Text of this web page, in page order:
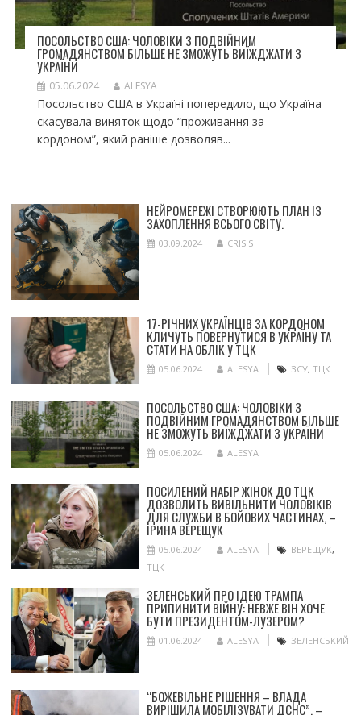
ПОСОЛЬСТВО США: ЧОЛОВІКИ З ПОДВІЙНИМ
ГРОМАДЯНСТВОМ БІЛЬШЕ НЕ ЗМОЖУТЬ ВИЇЖДЖАТИ З
УКРАЇНИ
05.06.2024 ALESYA
Посольство США в Україні попередило, що Україна
скасувала виняток щодо “проживання за
кордоном”, який раніше дозволяв...
НЕЙРОМЕРЕЖІ СТВОРЮЮТЬ ПЛАН ІЗ
ЗАХОПЛЕННЯ ВСЬОГО СВІТУ.
03.09.2024 CRISIS
17-РІЧНИХ УКРАЇНЦІВ ЗА КОРДОНОМ
КЛИЧУТЬ ПОВЕРНУТИСЯ В УКРАЇНУ ТА
СТАТИ НА ОБЛІК У ТЦК
05.06.2024 ALESYA ЗСУ, ТЦК
ПОСОЛЬСТВО США: ЧОЛОВІКИ З
ПОДВІЙНИМ ГРОМАДЯНСТВОМ БІЛЬШЕ
НЕ ЗМОЖУТЬ ВИЇЖДЖАТИ З УКРАЇНИ
05.06.2024 ALESYA
ПОСИЛЕНИЙ НАБІР ЖІНОК ДО ТЦК
ДОЗВОЛИТЬ ВИВІЛЬНИТИ ЧОЛОВІКІВ
ДЛЯ СЛУЖБИ В БОЙОВИХ ЧАСТИНАХ, –
ІРИНА ВЕРЕЩУК
05.06.2024 ALESYA ВЕРЕЩУК,
ТЦК
ЗЕЛЕНСЬКИЙ ПРО ІДЕЮ ТРАМПА
ПРИПИНИТИ ВІЙНУ: НЕВЖЕ ВІН ХОЧЕ
БУТИ ПРЕЗИДЕНТОМ-ЛУЗЕРОМ?
01.06.2024 ALESYA ЗЕЛЕНСЬКИЙ
“БОЖЕВІЛЬНЕ РІШЕННЯ – ВЛАДА
ВИРІШИЛА МОБІЛІЗУВАТИ ДСНС”, –